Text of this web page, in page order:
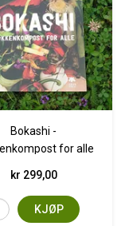
Bokashi -
for alle
kr 299,00
KJØP